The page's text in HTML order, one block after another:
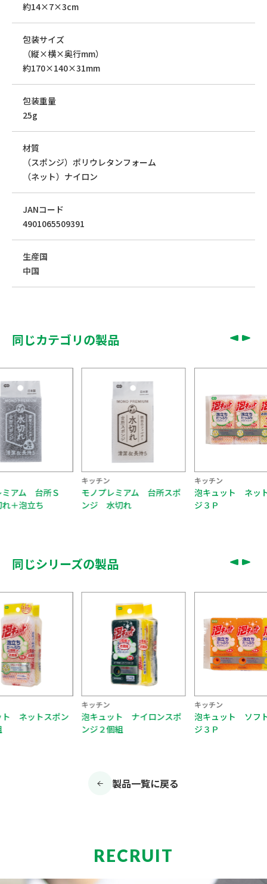
約14×7×3cm
包装サイズ
（縦×横×奥行mm）
約170×140×31mm
包装重量
25g
材質
（スポンジ）ポリウレタンフォーム
（ネット）ナイロン
JANコード
4901065509391
生産国
中国
同じカテゴリの製品
Ｓ
モノプレミアム 台所スポ
ンジ 水切れ
泡キュット ネットスポン
同じシリーズの製品
ト ネットスポン
キッチン
泡キュット ナイロンスポ
ンジ２個組
キッチン
泡キュット ソフ
ジ３Ｐ
製品一覧に戻る
RECRUIT